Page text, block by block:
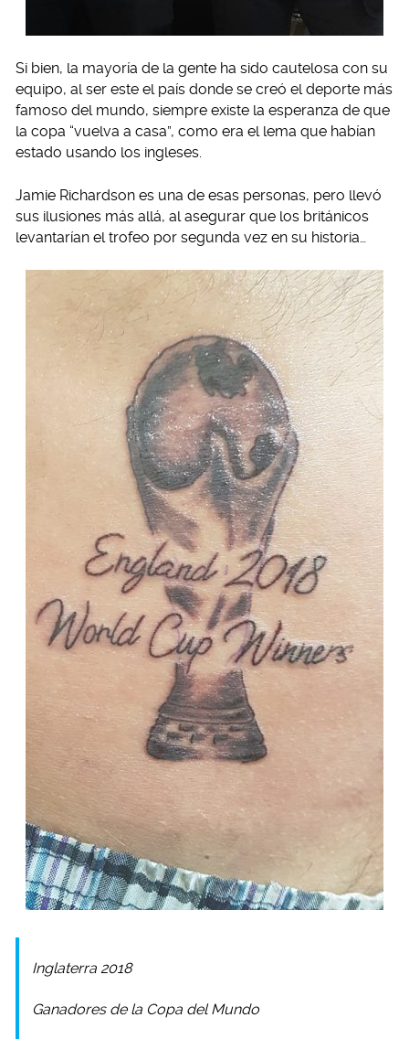
Si bien, la mayoría de la gente ha sido cautelosa con su
equipo, al ser este el país donde se creó el deporte más
famoso del mundo, siempre existe la esperanza de que
la copa “vuelva a casa”, como era el lema que habían
estado usando los ingleses.
Jamie Richardson es una de esas personas, pero llevó
sus ilusiones más allá, al asegurar que los británicos
levantarían el trofeo por segunda vez en su historia…
Inglaterra 2018
Ganadores de la Copa del Mundo